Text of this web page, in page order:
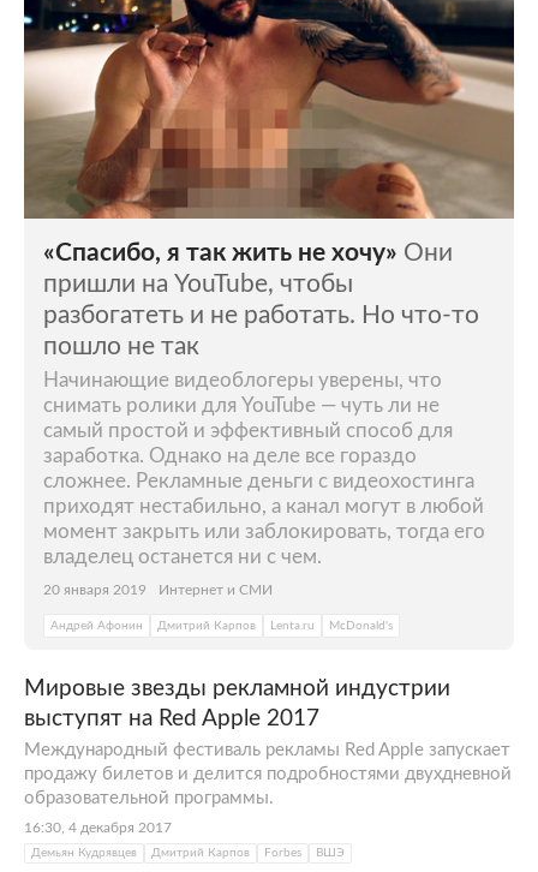
«Спасибо, я так жить не хочу» Они
пришли на YouTube, чтобы
разбогатеть и не работать. Но что-то
пошло не так
Начинающие видеоблогеры уверены, что
снимать ролики для YouTube — чуть ли не
самый простой и эффективный способ для
заработка. Однако на деле все гораздо
сложнее. Рекламные деньги с видеохостинга
приходят нестабильно, а канал могут в любой
момент закрыть или заблокировать, тогда его
владелец останется ни с чем.
20 января 2019 Интернет и СМИ
Андрей Афонин Дмитрий Карпов Lenta.ru McDonald's
Мировые звезды рекламной индустрии
выступят на Red Apple 2017
Международный фестиваль рекламы Red Apple запускает
продажу билетов и делится подробностями двухдневной
образовательной программы.
16:30, 4 декабря 2017
Демьян Кудрявцев Дмитрий Карпов Forbes ВШЭ